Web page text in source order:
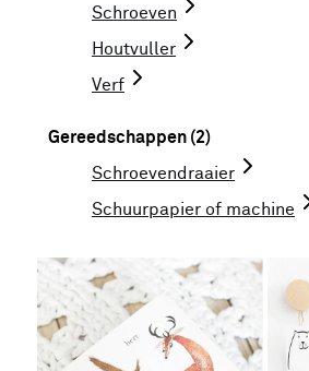
Schroeven
Houtvuller
Verf
Gereedschappen (2)
Schroevendraaier
Schuurpapier of machine